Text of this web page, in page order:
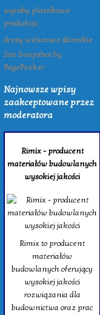
wyroby plastikowe
produkcja
dresy welurowe damskie
Site Snapshot by
PagePeeker
Najnowsze wpisy
zaakceptowane przez
moderatora
Rimix - producent
materiałów budowlanych
wysokiej jakości
Rimix to producent
materiałów
budowlanych oferujący
wysokiej jakości
rozwiązania dla
budownictwa oraz prac